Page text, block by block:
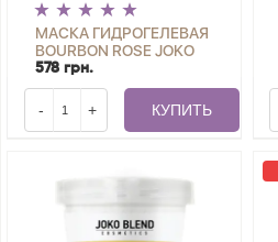
МАСКА ГИДРОГЕЛЕВАЯ
BOURBON ROSE JOKO
BLEND 200 Г
578 грн.
- + КУПИТЬ